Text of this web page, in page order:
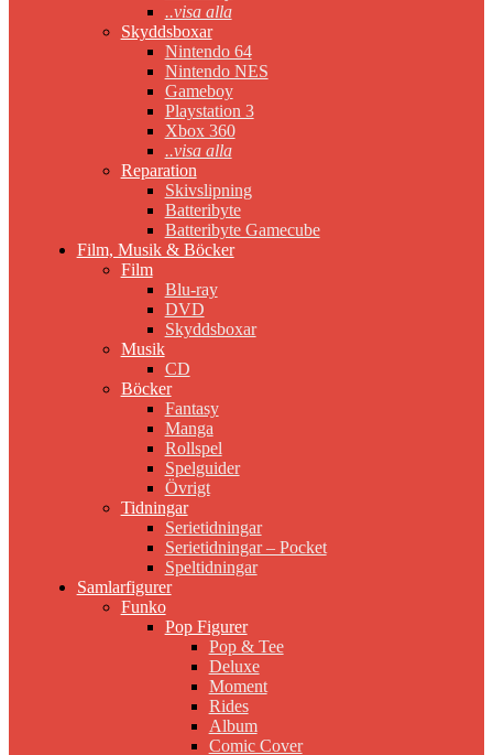
..visa alla
Skyddsboxar
Nintendo 64
Nintendo NES
Gameboy
Playstation 3
Xbox 360
..visa alla
Reparation
Skivslipning
Batteribyte
Batteribyte Gamecube
Film, Musik & Böcker
Film
Blu-ray
DVD
Skyddsboxar
Musik
CD
Böcker
Fantasy
Manga
Rollspel
Spelguider
Övrigt
Tidningar
Serietidningar
Serietidningar – Pocket
Speltidningar
Samlarfigurer
Funko
Pop Figurer
Pop & Tee
Deluxe
Moment
Rides
Album
Comic Cover